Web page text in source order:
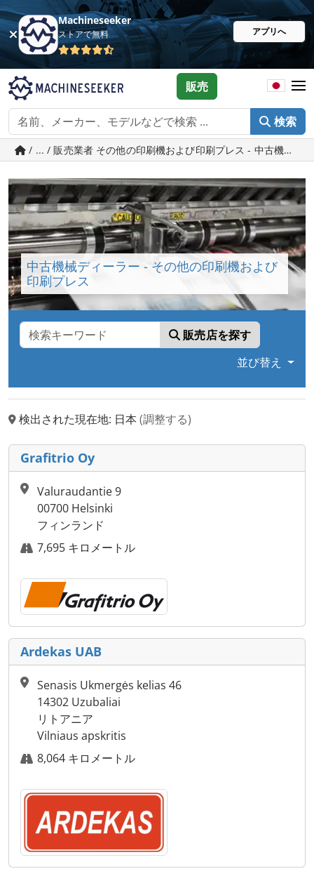
Machineseeker
ストアで無料 アプリへ
検索
販売
/ ... / 販売業者 その他の印刷機および印刷プレス - 中古機械
中古機械ディーラー - その他の印刷機および
印刷プレス
販売店を探す
並び替え
検出された現在地: 日本 (調整する)
Grafitrio Oy
Valuraudantie 9
00700 Helsinki
フィンランド
7,695 キロメートル
Ardekas UAB
Senasis Ukmergės kelias 46
14302 Uzubaliai
リトアニア
Vilniaus apskritis
8,064 キロメートル